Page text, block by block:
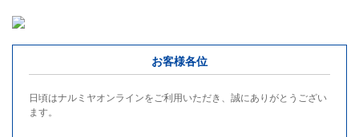
お客様各位
日頃はナルミヤオンラインをご利用いただき、誠にありがとうござい
ます。